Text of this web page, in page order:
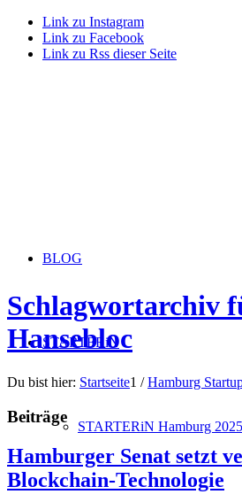
Link zu Instagram
Link zu Facebook
Link zu Rss dieser Seite
BLOG
STARTERiN
STARTERiN Hamburg
Schlagwortarchiv
Hansebloc
Du bist hier: Startseite1 / Hamburg
Beiträge
Hamburger Senat setzt
Blockchain-Technologie